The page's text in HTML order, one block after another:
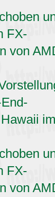
FX-
von
FX-
von